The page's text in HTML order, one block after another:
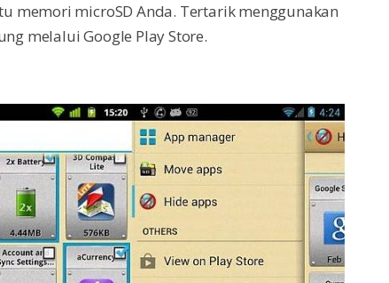
memori microSD Anda. Tertarik menggunakan
melalui Google Play Store.